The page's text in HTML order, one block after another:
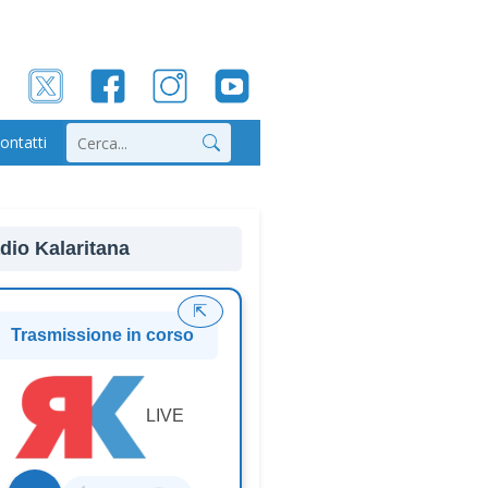
Cerca
Kalaritana
Trasmissione in corso
LIVE
⇱